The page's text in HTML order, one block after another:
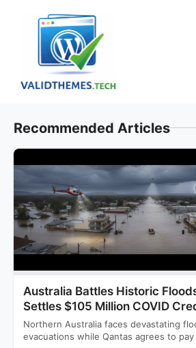
Recommended Articles
Australia Battles Historic
Settles $105 Million COVID
Northern Australia faces devastating
evacuations while Qantas agrees to